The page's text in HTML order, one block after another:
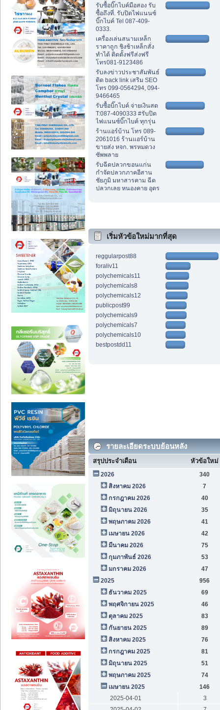
รับซื้อบิ๊กไบค์มือสอง รับ
ซื้อถึงที่. รับปิดไฟแนนซ์
บิ๊กไบค์ Tel 087-409-
0333.
เครื่องเล่นสนามเหล็ก
ราคาถูก ชิงช้าเหล็กสั่ง
ทำได้ ติดตั้งฟรีส่งฟรี
โทร081-9123486
รับลงข่าวประชาสัมพันธ์
ติด back link เสริม SEO
โทร 099-0564294, 094-
9466465
รับซื้อบิ๊กไบค์ จ่ายเงินสด
T:087-4090333 #รับปิด
ไฟแนนซ์บิ๊กไบค์ ทุกรุ่น
ร้านแอร์บ้าน โทร 089-
2061016 ร้านแอร์บ้าน
ขายส่ง หจก. พรหมดวง
ซัพพลาย
รับฉีดปลวกขอนแก่น
กำจัดปลวกภาคอีสาน
ชัยภูมิ มหาสารคาม ฉีด
ปลวกเลย หนองคาย อุดร
เริ่มหัวข้อใหม่มากที่สุด
reggularpost88
foraliv11
polychemicals11
polychemicals8
polychemicals12
publicpost99
polychemicals9
polychemicals7
polychemicals10
bestpostdd11
รายละเอียดระบบย้อนหลัง
สรุปประจำเดือน หัวข้อใหม่
2026
340
สิงหาคม 2026
7
กรกฎาคม 2026
40
มิถุนายน 2026
35
พฤษภาคม 2026
41
เมษายน 2026
42
มีนาคม 2026
75
กุมภาพันธ์ 2026
53
มกราคม 2026
47
2025
956
ธันวาคม 2025
69
พฤศจิกายน 2025
46
ตุลาคม 2025
83
กันยายน 2025
89
สิงหาคม 2025
76
กรกฎาคม 2025
81
มิถุนายน 2025
51
พฤษภาคม 2025
74
เมษายน 2025
146
2025-04-01
3